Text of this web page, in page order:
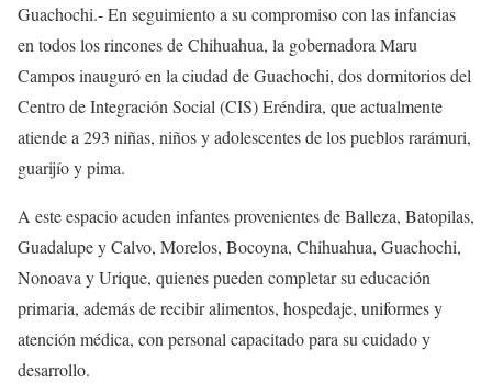
Guachochi.- En seguimiento a su compromiso con las infancias
en todos los rincones de Chihuahua, la gobernadora Maru
Campos inauguró en la ciudad de Guachochi, dos dormitorios del
Centro de Integración Social (CIS) Eréndira, que actualmente
atiende a 293 niñas, niños y adolescentes de los pueblos rarámuri,
guarijío y pima.
A este espacio acuden infantes provenientes de Balleza, Batopilas,
Guadalupe y Calvo, Morelos, Bocoyna, Chihuahua, Guachochi,
Nonoava y Urique, quienes pueden completar su educación
primaria, además de recibir alimentos, hospedaje, uniformes y
atención médica, con personal capacitado para su cuidado y
desarrollo.